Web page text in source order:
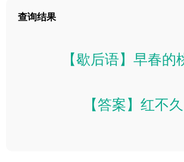
查询结果
【歇后语】早春的
【答案】红不久